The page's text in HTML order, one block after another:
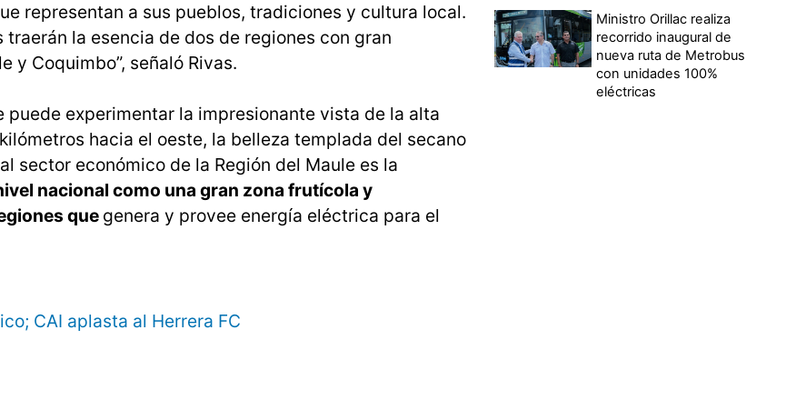
representan a sus pueblos, tradiciones y cultura local.
la esencia de dos de regiones con gran
Coquimbo”, señaló Rivas.
experimentar la impresionante vista de la alta
hacia el oeste, la belleza templada del secano
sector económico de la Región del Maule es la
nacional como una gran zona frutícola y
que genera y provee energía eléctrica para el
CAI aplasta al Herrera FC
Ministro Orillac realiza
recorrido inaugural de
nueva ruta de Metrobus
con unidades 100%
eléctricas